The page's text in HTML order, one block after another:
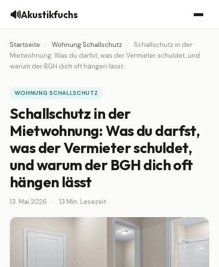
🔊Akustikfuchs
Startseite Wohnung Schallschutz
Schallschutz in der
Mietwohnung: Was du darfst, was der Vermieter schuldet, und
warum der BGH dich oft hängen lässt
WOHNUNG SCHALLSCHUTZ
Schallschutz in der
Mietwohnung: Was du darfst,
was der Vermieter schuldet,
und warum der BGH dich oft
hängen lässt
13. Mai 2026 · 13 Min. Lesezeit